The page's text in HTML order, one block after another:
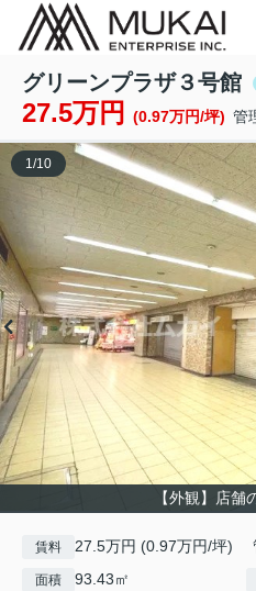
グリーンプラザ３号館
27.5万円 (0.97万円/坪) 管
【外観】店
1/10
賃料 27.5万円 (0.97万円/坪)
面積 93.43㎡